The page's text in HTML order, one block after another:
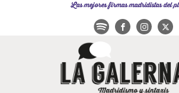
Las mejores firmas madridistas del